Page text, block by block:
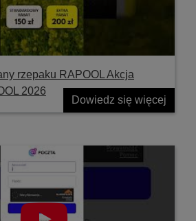
rzepaku RAPOOL Akcja
2026
Dowiedz się więcej